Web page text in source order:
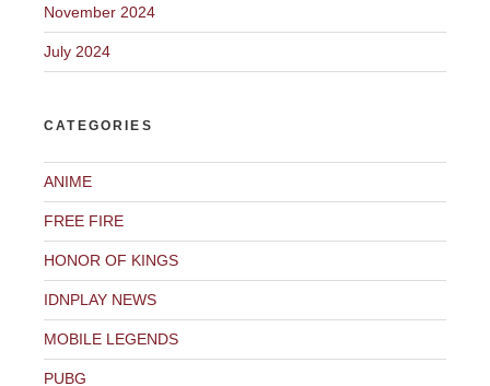
November 2024
July 2024
CATEGORIES
ANIME
FREE FIRE
HONOR OF KINGS
IDNPLAY NEWS
MOBILE LEGENDS
PUBG